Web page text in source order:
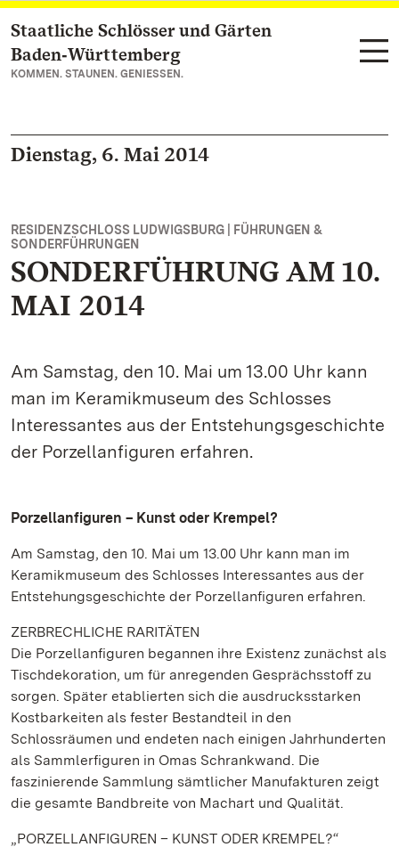
Zum Hauptinhalt springen
Staatliche Schlösser und Gärten
Baden‑Württemberg
KOMMEN. STAUNEN. GENIESSEN.
Dienstag, 6. Mai 2014
RESIDENZSCHLOSS LUDWIGSBURG | FÜHRUNGEN &
SONDERFÜHRUNGEN
SONDERFÜHRUNG AM 10.
MAI 2014
Am Samstag, den 10. Mai um 13.00 Uhr kann
man im Keramikmuseum des Schlosses
Interessantes aus der Entstehungsgeschichte
der Porzellanfiguren erfahren.
Porzellanfiguren – Kunst oder Krempel?
Am Samstag, den 10. Mai um 13.00 Uhr kann man im
Keramikmuseum des Schlosses Interessantes aus der
Entstehungsgeschichte der Porzellanfiguren erfahren.
ZERBRECHLICHE RARITÄTEN
Die Porzellanfiguren begannen ihre Existenz zunächst als
Tischdekoration, um für anregenden Gesprächsstoff zu
sorgen. Später etablierten sich die ausdrucksstarken
Kostbarkeiten als fester Bestandteil in den
Schlossräumen und endeten nach einigen Jahrhunderten
als Sammlerfiguren in Omas Schrankwand. Die
faszinierende Sammlung sämtlicher Manufakturen zeigt
die gesamte Bandbreite von Machart und Qualität.
„PORZELLANFIGUREN – KUNST ODER KREMPEL?“